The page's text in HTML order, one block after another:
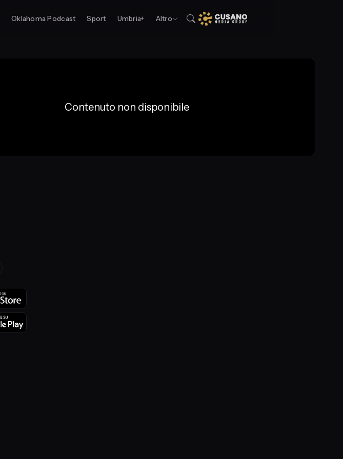
Oklahoma Podcast Sport Umbria+ Altro
Contenuto non disponibile